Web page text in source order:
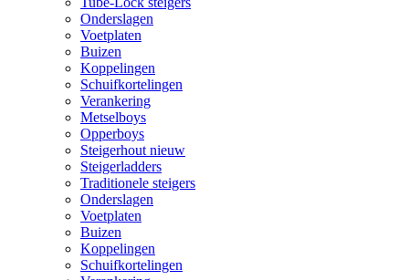
Onderslagen
Voetplaten
Buizen
Koppelingen
Schuifkortelingen
Verankering
Metselboys
Opperboys
Steigerhout nieuw
Steigerladders
Traditionele steigers
Onderslagen
Voetplaten
Buizen
Koppelingen
Schuifkortelingen